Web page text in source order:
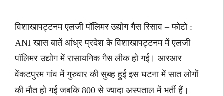
विशाखापट्टनम एलजी पॉलिमर उद्योग गैस रिसाव – फोटो :
ANI खास बातें आंध्र प्रदेश के विशाखापट्टनम में एलजी
पॉलिमर उद्योग में रासायनिक गैस लीक हो गई। आरआर
वेंकटपुरम गांव में गुरुवार की सुबह हुई इस घटना में सात लोगों
की मौत हो गई जबकि 800 से ज्यादा अस्पताल में भर्ती हैं।